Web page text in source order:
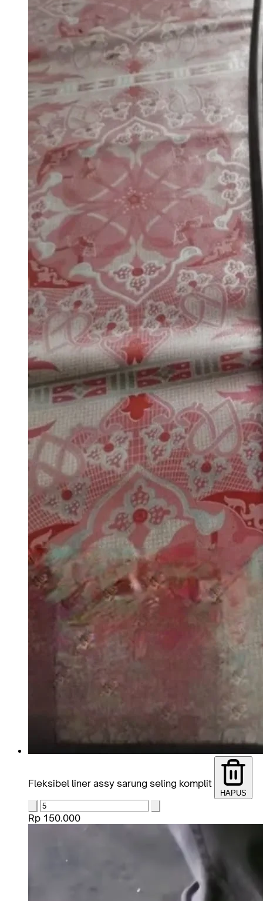
Fleksibel liner assy sarung seling komplit
HAPUS
Rp 150.000